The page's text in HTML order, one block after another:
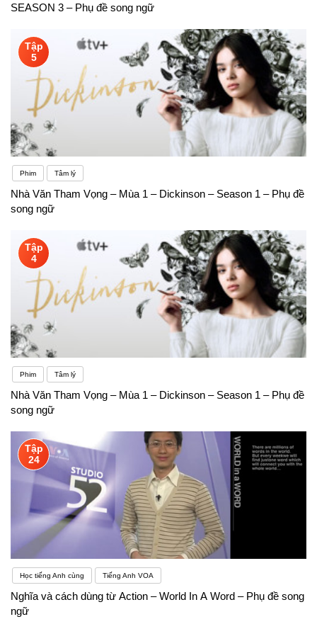
SEASON 3 – Phụ đề song ngữ
Tập
5
Phim Tâm lý
Nhà Văn Tham Vọng – Mùa 1 – Dickinson – Season 1 – Phụ đề
song ngữ
Tập
4
Phim Tâm lý
Nhà Văn Tham Vọng – Mùa 1 – Dickinson – Season 1 – Phụ đề
song ngữ
Tập
24
Học tiếng Anh cùng Tiếng Anh VOA
Nghĩa và cách dùng từ Action – World In A Word – Phụ đề song
ngữ